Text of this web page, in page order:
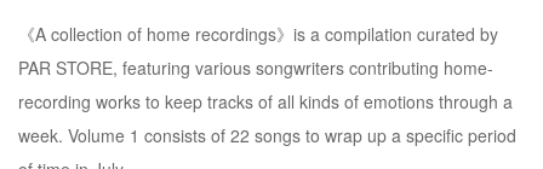
《A collection of home recordings》is a compilation curated by
PAR STORE, featuring various songwriters contributing home-
recording works to keep tracks of all kinds of emotions through a
week. Volume 1 consists of 22 songs to wrap up a specific period